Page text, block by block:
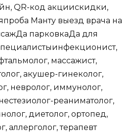
QR-код акциискидки,
проба Манту выезд врача на
Да парковкаДа для
инфекционист,
массажист,
акушер-гинеколог,
невролог, иммунолог,
реаниматолог,
диетолог, ортопед,
аллерголог, терапевт